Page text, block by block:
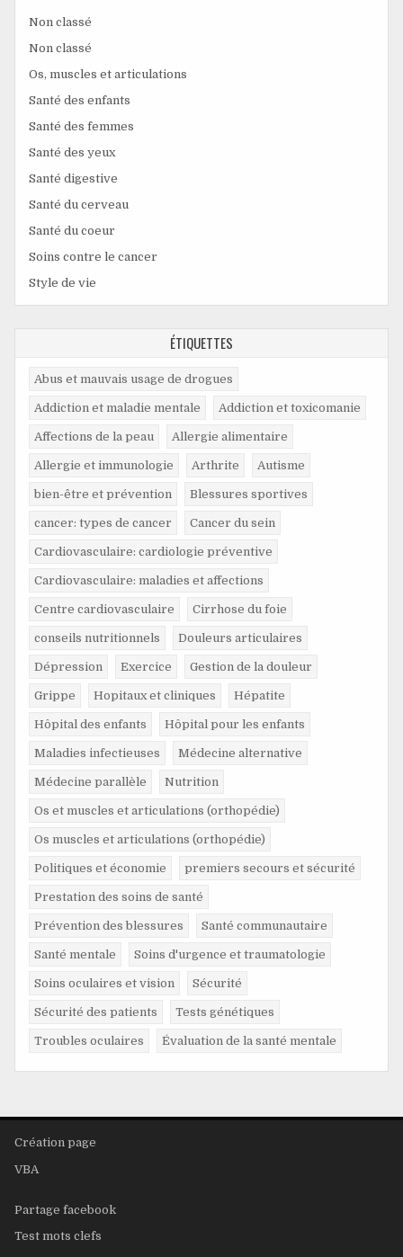
Non classé
Non classé
Os, muscles et articulations
Santé des enfants
Santé des femmes
Santé des yeux
Santé digestive
Santé du cerveau
Santé du coeur
Soins contre le cancer
Style de vie
ÉTIQUETTES
Abus et mauvais usage de drogues
Addiction et maladie mentale Addiction et toxicomanie
Affections de la peau Allergie alimentaire
Allergie et immunologie Arthrite Autisme
bien-être et prévention Blessures sportives
cancer: types de cancer Cancer du sein
Cardiovasculaire: cardiologie préventive
Cardiovasculaire: maladies et affections
Centre cardiovasculaire Cirrhose du foie
conseils nutritionnels Douleurs articulaires
Dépression Exercice Gestion de la douleur
Grippe Hopitaux et cliniques Hépatite
Hôpital des enfants Hôpital pour les enfants
Maladies infectieuses Médecine alternative
Médecine parallèle Nutrition
Os et muscles et articulations (orthopédie)
Os muscles et articulations (orthopédie)
Politiques et économie premiers secours et sécurité
Prestation des soins de santé
Prévention des blessures Santé communautaire
Santé mentale Soins d'urgence et traumatologie
Soins oculaires et vision Sécurité
Sécurité des patients Tests génétiques
Troubles oculaires Évaluation de la santé mentale
Création page
VBA
Partage facebook
Test mots clefs